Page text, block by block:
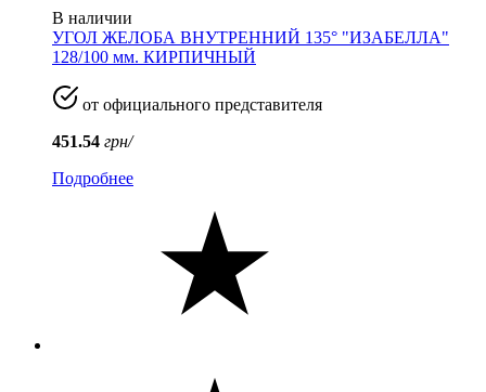
В наличии
УГОЛ ЖЕЛОБА ВНУТРЕННИЙ 135° "ИЗАБЕЛЛА"
128/100 мм. КИРПИЧНЫЙ
от официального представителя
451.54 грн/
Подробнее